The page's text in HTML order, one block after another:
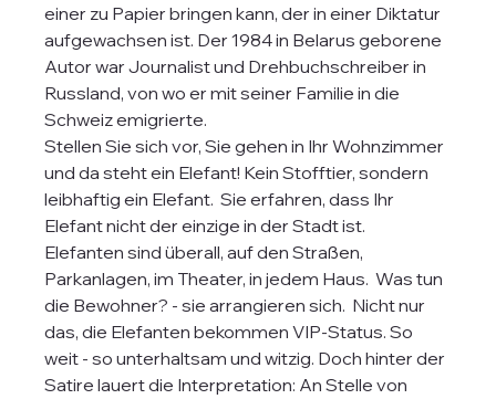
einer zu Papier bringen kann, der in einer Diktatur
aufgewachsen ist. Der 1984 in Belarus geborene
Autor war Journalist und Drehbuchschreiber in
Russland, von wo er mit seiner Familie in die
Schweiz emigrierte.
Stellen Sie sich vor, Sie gehen in Ihr Wohnzimmer
und da steht ein Elefant! Kein Stofftier, sondern
leibhaftig ein Elefant.  Sie erfahren, dass Ihr
Elefant nicht der einzige in der Stadt ist.
Elefanten sind überall, auf den Straßen,
Parkanlagen, im Theater, in jedem Haus.  Was tun
die Bewohner? - sie arrangieren sich.  Nicht nur
das, die Elefanten bekommen VIP-Status. So
weit - so unterhaltsam und witzig. Doch hinter der
Satire lauert die Interpretation: An Stelle von